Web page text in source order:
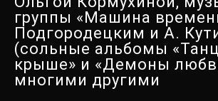
группы «Машина
Подгородецким и А.
(сольные альбомы
крыше» и «Демоны
многими другими